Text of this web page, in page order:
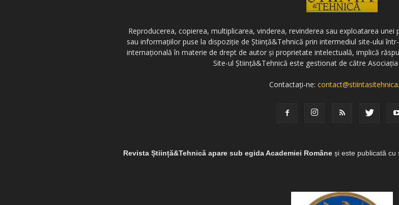
Reproducerea, copierea, multiplicarea, vinderea, revinderea sau exploatarea
sau informațiilor puse la dispoziție de Știință&Tehnică prin intermediul site-ului
internațională în materie de drept de autor și proprietate intelectuală, implică
Site-ul Știință&Tehnică este gestionat de către
Contactați-ne:
Revista Știință&Tehnică apare sub egida Academiei Române și este publicată cu